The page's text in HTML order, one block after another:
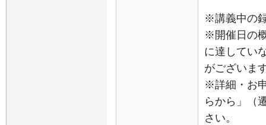
※講義中の
※開催日の
に達してい
がございま
※詳細・お
らから」（
さい。